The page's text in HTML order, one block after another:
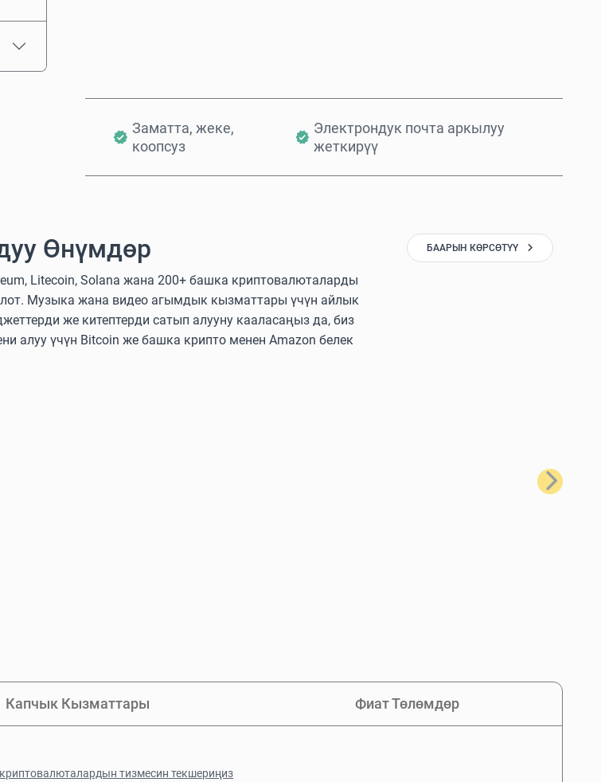
Заматта, жеке,
коопсуз
Электрондук почта аркылуу
жеткирүү
Өнүмдөр
Litecoin, Solana жана 200+ башка криптовалюталарды
Музыка жана видео агымдык кызматтары үчүн айлык
же китептерди сатып алууну кааласаңыз да, биз
алуу үчүн Bitcoin же башка крипто менен Amazon белек
БААРЫН КӨРСӨТҮҮ
Кийинки
Капчык Кызматтары Фиат Төлөмдөр
тизмесин текшериңиз